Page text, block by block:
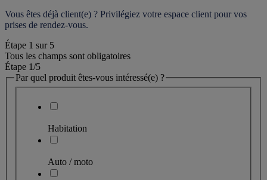
Vous êtes déjà client(e) ? Privilégiez votre espace client pour vos
prises de rendez-vous.
Étape 1 sur 5
Tous les champs sont obligatoires
Étape 1/5
Par quel produit êtes-vous intéressé(e) ?
Habitation
Auto / moto